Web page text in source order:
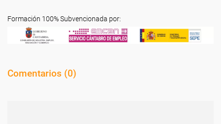
Formación 100% Subvencionada por:
Comentarios (0)